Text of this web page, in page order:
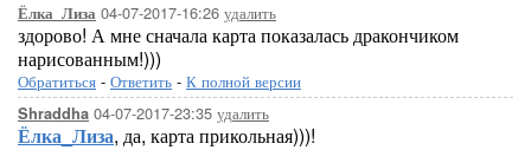
Ёлка_Лиза 04-07-2017-16:26 удалить
здорово! А мне сначала карта показалась дракончиком
нарисованным!)))
Обратиться - Ответить - К полной версии
Shraddha 04-07-2017-23:35 удалить
Ёлка_Лиза, да, карта прикольная)))!